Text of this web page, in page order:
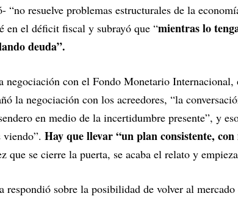
“no resuelve problemas estructurales de la
en el déficit fiscal y subrayó que “mientras lo
deuda”.
negociación con el Fondo Monetario
la negociación con los acreedores, “la
en medio de la incertidumbre presente”, y
viendo”. Hay que llevar “un plan consistente,
que se cierre la puerta, se acaba el relato y
respondió sobre la posibilidad de volver al